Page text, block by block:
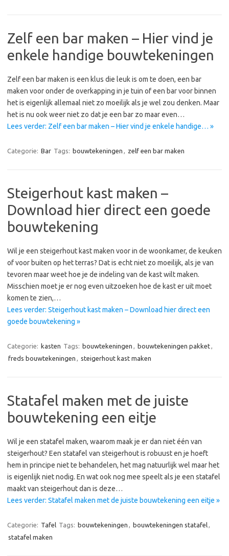
Zelf een bar maken – Hier vind je
enkele handige bouwtekeningen
Zelf een bar maken is een klus die leuk is om te doen, een bar
maken voor onder de overkapping in je tuin of een bar voor binnen
het is eigenlijk allemaal niet zo moeilijk als je wel zou denken. Maar
het is nu ook weer niet zo dat je een bar zo maar even…
Lees verder: Zelf een bar maken – Hier vind je enkele handige… »
Categorie: Bar Tags: bouwtekeningen , zelf een bar maken
Steigerhout kast maken –
Download hier direct een goede
bouwtekening
Wil je een steigerhout kast maken voor in de woonkamer, de keuken
of voor buiten op het terras? Dat is echt niet zo moeilijk, als je van
tevoren maar weet hoe je de indeling van de kast wilt maken.
Misschien moet je er nog even uitzoeken hoe de kast er uit moet
komen te zien,…
Lees verder: Steigerhout kast maken – Download hier direct een
goede bouwtekening »
Categorie: kasten Tags: bouwtekeningen , bouwtekeningen pakket,
freds bouwtekeningen , steigerhout kast maken
Statafel maken met de juiste
bouwtekening een eitje
Wil je een statafel maken, waarom maak je er dan niet één van
steigerhout? Een statafel van steigerhout is robuust en je hoeft
hem in principe niet te behandelen, het mag natuurlijk wel maar het
is eigenlijk niet nodig. En wat ook nog mee speelt als je een statafel
maakt van steigerhout dan is deze…
Lees verder: Statafel maken met de juiste bouwtekening een eitje »
Categorie: Tafel Tags: bouwtekeningen , bouwtekeningen statafel,
statafel maken